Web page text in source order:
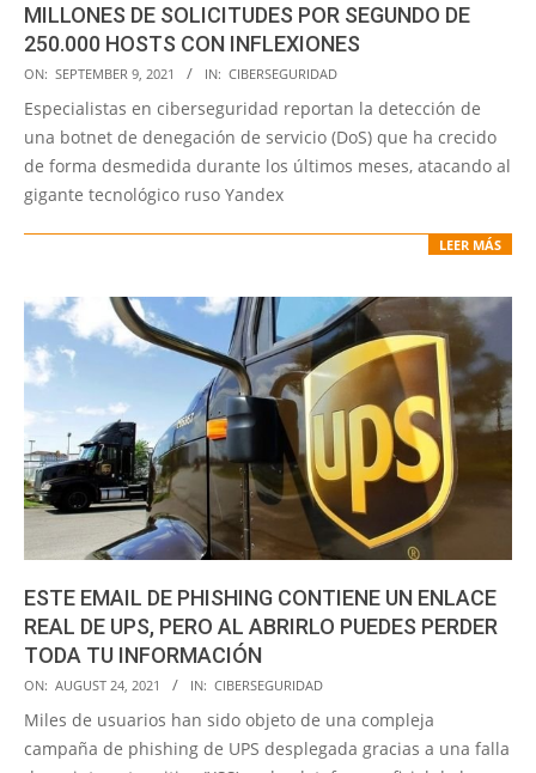
MILLONES DE SOLICITUDES POR SEGUNDO DE
250.000 HOSTS CON INFLEXIONES
2021-
09-
09
ON: SEPTEMBER 9, 2021 IN: CIBERSEGURIDAD
Especialistas en ciberseguridad reportan la detección de
una botnet de denegación de servicio (DoS) que ha crecido
de forma desmedida durante los últimos meses, atacando al
gigante tecnológico ruso Yandex
LEER MÁS
ESTE EMAIL DE PHISHING CONTIENE UN ENLACE
REAL DE UPS, PERO AL ABRIRLO PUEDES PERDER
TODA TU INFORMACIÓN
2021-
08-
24
ON: AUGUST 24, 2021 IN: CIBERSEGURIDAD
Miles de usuarios han sido objeto de una compleja
campaña de phishing de UPS desplegada gracias a una falla